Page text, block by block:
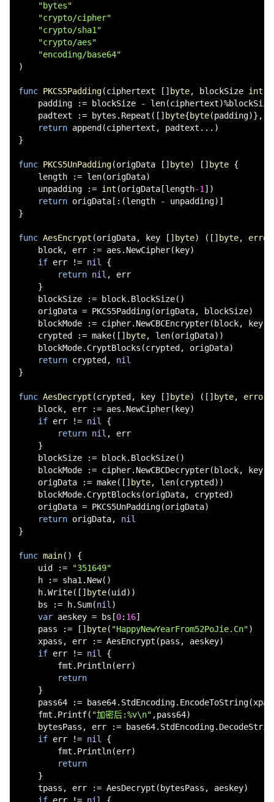
"bytes"
"crypto/cipher"
"crypto/sha1"
"crypto/aes"
"encoding/base64"
)
func PKCS5Padding(ciphertext [] byte, blockSize int
padding := blockSize - len(ciphertext)%blockSize
padtext := bytes.Repeat([] byte{byte(padding)},
return append (ciphertext, padtext...)
}
func PKCS5UnPadding(origData [] byte) [] byte {
length := len(origData)
unpadding := int (origData[length-1 ])
return origData[:(length - unpadding)]
}
func AesEncrypt (origData, key [] byte) ([] byte, error
block, err := aes.NewCipher(key)
if err != nil
{
return nil , err
}
blockSize := block.BlockSize()
origData = PKCS5Padding(origData, blockSize)
blockMode := cipher.NewCBCEncrypter(block,
crypted := make([] byte, len(origData))
blockMode.CryptBlocks(crypted, origData)
return crypted, nil
}
func AesDecrypt (crypted, key [] byte) ([] byte, error
block, err := aes.NewCipher(key)
if err != nil
{
return nil , err
}
blockSize := block.BlockSize()
blockMode := cipher.NewCBCDecrypter(block,
origData := make([] byte, len(crypted))
blockMode.CryptBlocks(origData, crypted)
origData = PKCS5UnPadding(origData)
return origData, nil
}
func main()
{
uid :=
"351649"
h := sha1.New()
h.Write([] byte(uid))
bs := h.Sum(nil )
var aeskey = bs[0: 16]
pass := [] byte( "HappyNewYearFrom52PoJie.Cn")
xpass, err := AesEncrypt(pass, aeskey)
if err != nil
{
fmt.Println(err)
return
}
pass64 :=
fmt.Printf( "加密后:%v\n" ,pass64)
bytesPass, err :=
if err != nil
{
fmt.Println(err)
return
}
tpass, err := AesDecrypt(bytesPass, aeskey)